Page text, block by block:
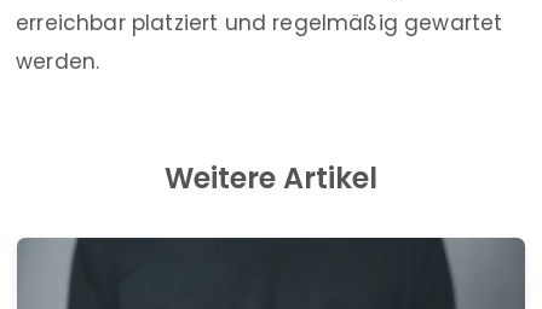
erreichbar platziert und regelmäßig gewartet
werden.
Weitere Artikel